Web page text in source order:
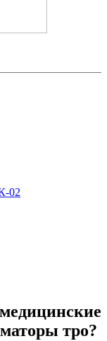
02
тро?